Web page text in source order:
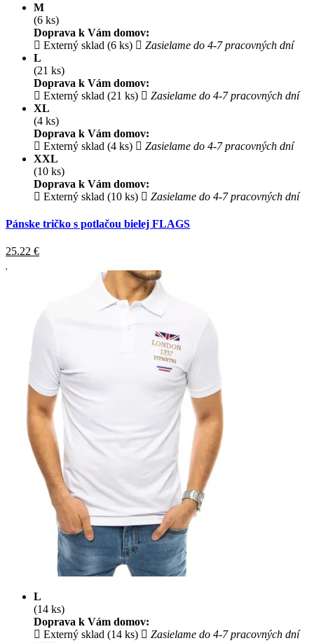
M
(6 ks)
Doprava k Vám domov:
Externý sklad (6 ks)
Zasielame do 4-7 pracovných dní
L
(21 ks)
Doprava k Vám domov:
Externý sklad (21 ks)
Zasielame do 4-7 pracovných dní
XL
(4 ks)
Doprava k Vám domov:
Externý sklad (4 ks)
Zasielame do 4-7 pracovných dní
XXL
(10 ks)
Doprava k Vám domov:
Externý sklad (10 ks)
Zasielame do 4-7 pracovných dní
Pánske tričko s potlačou bielej FLAGS
25.22 €
L
(14 ks)
Doprava k Vám domov:
Externý sklad (14 ks)
Zasielame do 4-7 pracovných dní